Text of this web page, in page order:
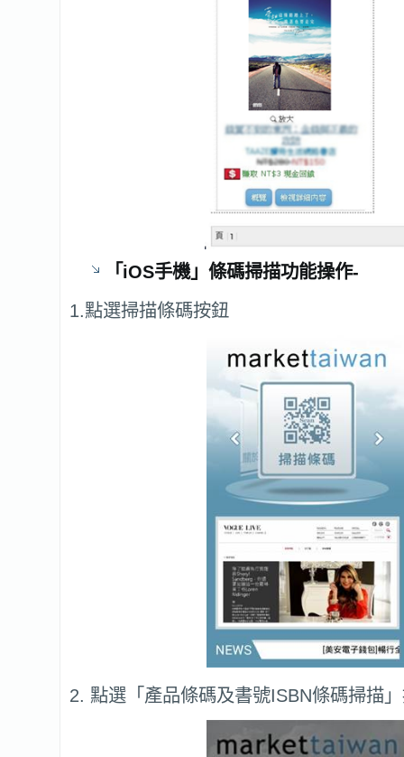
「iOS手機」條碼掃描功能操作-
1.點選掃描條碼按鈕
2. 點選「產品條碼及書號ISBN條碼掃描